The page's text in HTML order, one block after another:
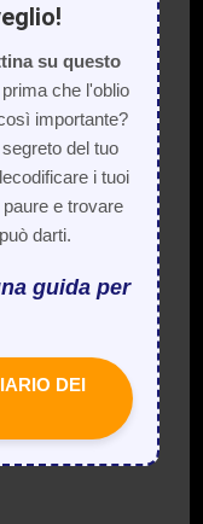
su questo
che l'oblio
importante?
del tuo
i tuoi
e trovare
darti.
guida per
DEI